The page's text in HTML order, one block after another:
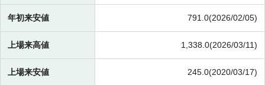
年初来安値 791.0(2026/02/05)
上場来高値 1,338.0(2026/03/11)
上場来安値 245.0(2020/03/17)